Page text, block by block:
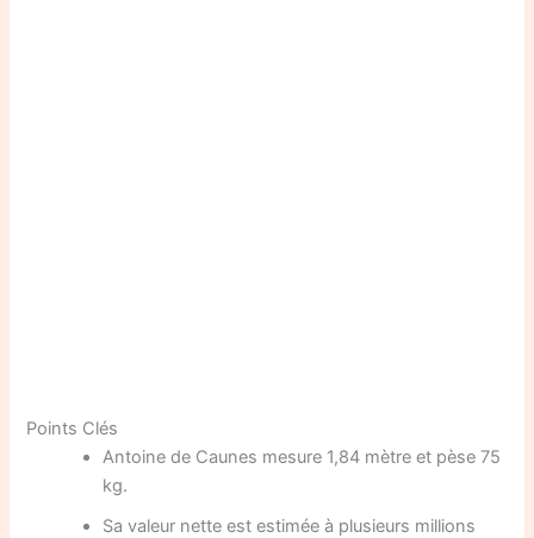
Points Clés
Antoine de Caunes mesure 1,84 mètre et pèse 75
kg.
Sa valeur nette est estimée à plusieurs millions